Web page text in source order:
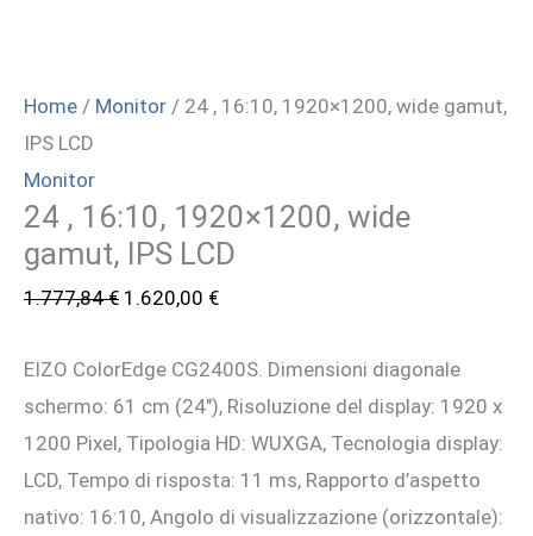
Home / Monitor / 24 , 16:10, 1920×1200, wide gamut,
IPS LCD
Monitor
24 , 16:10, 1920×1200, wide
gamut, IPS LCD
1.777,84€ Il
originale
era:
1.777,84 €.
1.620,00 €Il
attuale
è:
1.620,00 €.
EIZO ColorEdge CG2400S. Dimensioni diagonale
schermo: 61 cm (24″), Risoluzione del display: 1920 x
1200 Pixel, Tipologia HD: WUXGA, Tecnologia display:
LCD, Tempo di risposta: 11 ms, Rapporto d’aspetto
nativo: 16:10, Angolo di visualizzazione (orizzontale):